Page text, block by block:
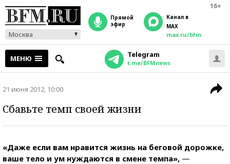
16+
Москва
прямой
эфир
Канал в
MAX
max.ru/bfm
МЕНЮ Telegram
t.me/BFMnews
21 июня 2012, 10:00
Сбавьте темп своей жизни
«Даже если вам нравится жизнь на беговой дорожке,
ваше тело и ум нуждаются в смене темпа», —